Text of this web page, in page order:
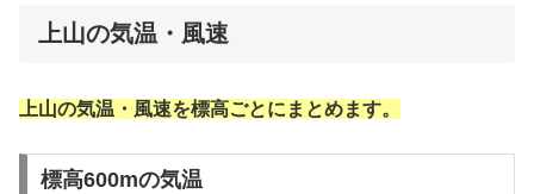
上山の気温・風速
上山の気温・風速を標高ごとにまとめます。
標高600mの気温